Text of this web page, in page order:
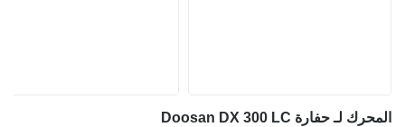
المحرك لـ حفارة Doosan DX 300 LC